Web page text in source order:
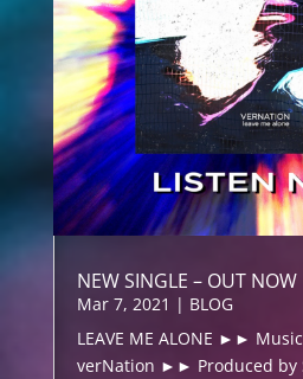
NEW SINGLE – OUT NOW
Mar 7, 2021 | BLOG
LEAVE ME ALONE ►►
verNation ►► Produced by